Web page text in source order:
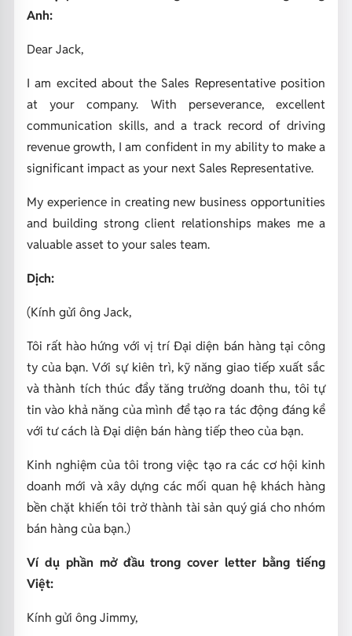
Anh:
Dear Jack,
I am excited about the Sales Representative position
at your company. With perseverance, excellent
communication skills, and a track record of driving
revenue growth, I am confident in my ability to make a
significant impact as your next Sales Representative.
My experience in creating new business opportunities
and building strong client relationships makes me a
valuable asset to your sales team.
Dịch:
(Kính gửi ông Jack,
Tôi rất hào hứng với vị trí Đại diện bán hàng tại công
ty của bạn. Với sự kiên trì, kỹ năng giao tiếp xuất sắc
và thành tích thúc đẩy tăng trưởng doanh thu, tôi tự
tin vào khả năng của mình để tạo ra tác động đáng kể
với tư cách là Đại diện bán hàng tiếp theo của bạn.
Kinh nghiệm của tôi trong việc tạo ra các cơ hội kinh
doanh mới và xây dựng các mối quan hệ khách hàng
bền chặt khiến tôi trở thành tài sản quý giá cho nhóm
bán hàng của bạn.)
Ví dụ phần mở đầu trong cover letter bằng tiếng
Việt:
Kính gửi ông Jimmy,